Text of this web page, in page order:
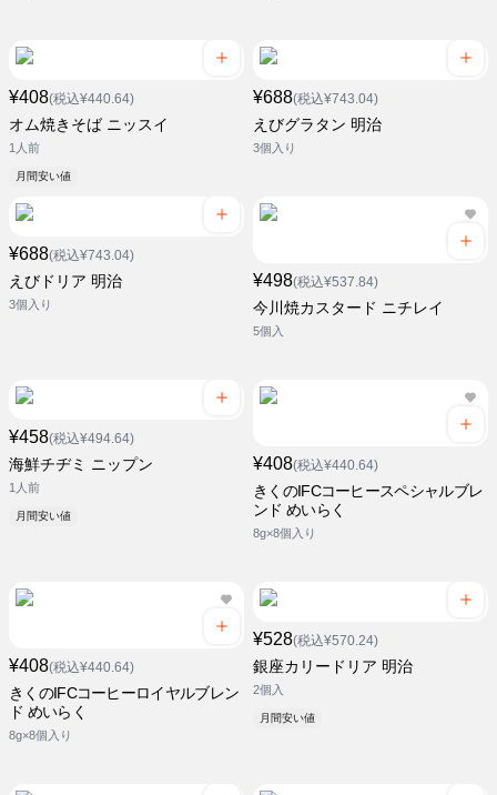
¥408(税込¥440.64)
オム焼きそば ニッスイ
1人前
月間安い値
¥688(税込¥743.04)
えびグラタン 明治
3個入り
¥688(税込¥743.04)
えびドリア 明治
3個入り
¥498(税込¥537.84)
今川焼カスタード ニチレイ
5個入
¥458(税込¥494.64)
海鮮チヂミ ニップン
1人前
月間安い値
¥408(税込¥440.64)
きくのIFCコーヒースペシャルブレ
ンド めいらく
8g×8個入り
¥408(税込¥440.64)
きくのIFCコーヒーロイヤルブレン
ド めいらく
8g×8個入り
¥528(税込¥570.24)
銀座カリードリア 明治
2個入
月間安い値